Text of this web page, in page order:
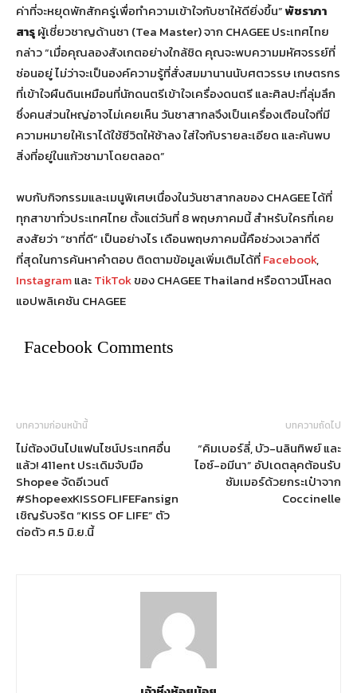
ค่าที่จะหยุดพักสักครู่เพื่อทำความเข้าใจกับชาให้ดียิ่งขึ้น”พัชราภา
สารุผู้เชี่ยวชาญด้านชา (Tea Master) จาก CHAGEE ประเทศไทย
กล่าว “เมื่อคุณลองสังเกตอย่างใกล้ชิด คุณจะพบความมหัศจรรย์ที่
ซ่อนอยู่ ไม่ว่าจะเป็นองค์ความรู้ที่สั่งสมมานานนับศตวรรษ เกษตรกร
ที่เข้าใจผืนดินเหมือนที่นักดนตรีเข้าใจเครื่องดนตรี และศิลปะที่ลุ่มลึก
ซึ่งคนส่วนใหญ่อาจไม่เคยเห็น วันชาสากลจึงเป็นเครื่องเตือนใจที่มี
ความหมายให้เราได้ใช้ชีวิตให้ช้าลง ใส่ใจกับรายละเอียด และค้นพบ
สิ่งที่อยู่ในแก้วชามาโดยตลอด”
พบกับกิจกรรมและเมนูพิเศษเนื่องในวันชาสากลของ CHAGEE ได้ที่
ทุกสาขาทั่วประเทศไทย ตั้งแต่วันที่ 8 พฤษภาคมนี้ สำหรับใครที่เคย
สงสัยว่า “ชาที่ดี” เป็นอย่างไร เดือนพฤษภาคมนี้คือช่วงเวลาที่ดี
ที่สุดในการค้นหาคำตอบ ติดตามข้อมูลเพิ่มเติมได้ที่Facebook,
InstagramและTikTokของ CHAGEE Thailand หรือดาวน์โหลด
แอปพลิเคชัน CHAGEE
Facebook Comments
บทความก่อนหน้านี้
ไม่ต้องบินไปแฟนไซน์ประเทศอื่น
แล้ว! 411ent ประเดิมจับมือ
Shopee จัดอีเวนต์
#ShopeexKISSOFLIFEFansign
เชิญรับจริต “KISS OF LIFE” ตัว
ต่อตัว ศ.5 มิ.ย.นี้
บทความถัดไป
“คิมเบอร์ลี่, บัว-นลินทิพย์ และ
ไอซ์-อมีนา” อัปเดตลุคต้อนรับ
ซัมเมอร์ด้วยกระเป๋าจาก
Coccinelle